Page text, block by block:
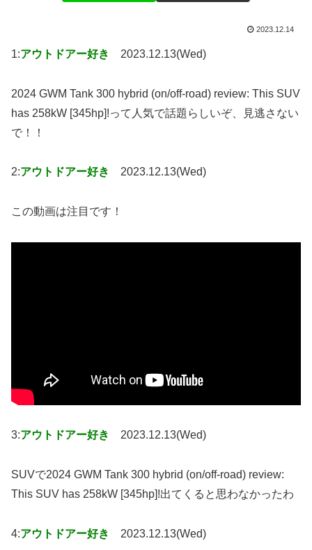
2023.12.14
1:アウトドアー好き 2023.12.13(Wed)
2024 GWM Tank 300 hybrid (on/off-road) review: This SUV
has 258kW [345hp]!って人気で話題らしいぞ、見逃さない
で！！
2:アウトドアー好き 2023.12.13(Wed)
この動画は注目です！
3:アウトドアー好き 2023.12.13(Wed)
SUVで2024 GWM Tank 300 hybrid (on/off-road) review:
This SUV has 258kW [345hp]!出てくると思わなかったわ
4:アウトドアー好き 2023.12.13(Wed)